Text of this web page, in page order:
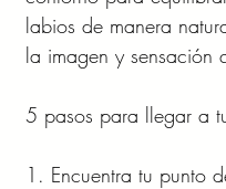
labios de manera
la imagen y sensación
5 pasos para llegar a
1. Encuentra tu punto